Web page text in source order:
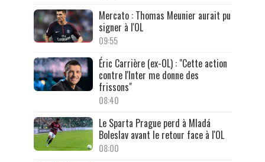
Mercato : Thomas Meunier aurait pu
signer à l'OL
09:55
Éric Carrière (ex-OL) : "Cette action
contre l'Inter me donne des
frissons"
08:40
Le Sparta Prague perd à Mladá
Boleslav avant le retour face à l'OL
08:00